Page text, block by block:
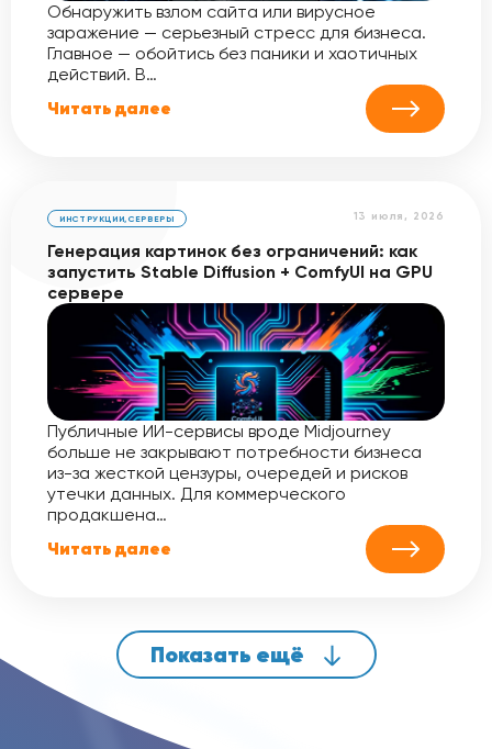
Обнаружить взлом сайта или вирусное
заражение — серьезный стресс для бизнеса.
Главное — обойтись без паники и хаотичных
действий. В…
Читать далее
13 июля, 2026
ИНСТРУКЦИИ, СЕРВЕРЫ
Генерация картинок без ограничений: как
запустить Stable Diffusion + ComfyUI на GPU
сервере
Публичные ИИ-сервисы вроде Midjourney
больше не закрывают потребности бизнеса
из-за жесткой цензуры, очередей и рисков
утечки данных. Для коммерческого
продакшена…
Читать далее
Показать ещё